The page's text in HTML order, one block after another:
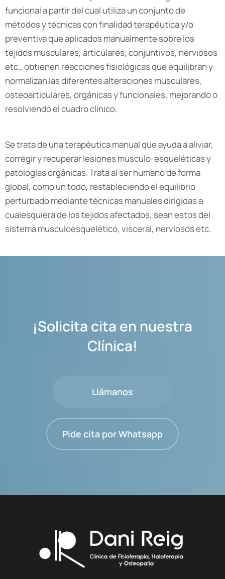
funcional a partir del cual utiliza un conjunto de
métodos y técnicas con finalidad terapéutica y/o
preventiva que aplicados manualmente sobre los
tejidos musculares, articulares, conjuntivos, nerviosos
etc., obtienen reacciones fisiológicas que equilibran y
normalizan las diferentes alteraciones musculares,
osteoarticulares, orgánicas y funcionales, mejorando o
resolviendo el cuadro clínico.
Se trata de una terapéutica manual que ayuda a aliviar,
corregir y recuperar lesiones musculo-esqueléticas y
patologías orgánicas. Trata al ser humano de forma
global, como un todo, restableciendo el equilibrio
perturbado mediante técnicas manuales dirigidas a
cualesquiera de los tejidos afectados, sean estos del
sistema musculoesquelético, visceral, nerviosos etc.
¡Solicita cita en nuestra
Clínica!
Llámanos
Pide cita por Whatsapp